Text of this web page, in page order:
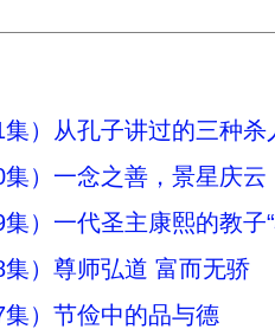
集）从孔子讲过的三种杀
集）一念之善，景星庆云
）一代圣主康熙的教子
集）尊师弘道 富而无骄
集）节俭中的品与德